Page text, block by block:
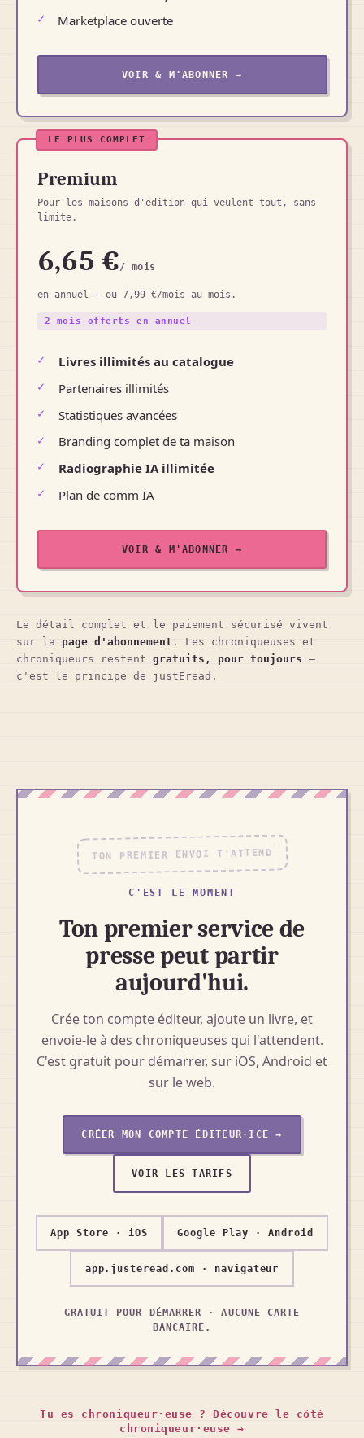
Marketplace ouverte
VOIR & M'ABONNER →
LE PLUS COMPLET
Premium
Pour les maisons d'édition qui veulent tout, sans
limite.
6,65 €/ mois
en annuel — ou 7,99 €/mois au mois.
2 mois offerts en annuel
Livres illimités au catalogue
Partenaires illimités
Statistiques avancées
Branding complet de ta maison
Radiographie IA illimitée
Plan de comm IA
VOIR & M'ABONNER →
Le détail complet et le paiement sécurisé vivent
sur la page d'abonnement . Les chroniqueuses et
chroniqueurs restent gratuits, pour toujours —
c'est le principe de justEread.
TON PREMIER ENVOI T'ATTEND
C'EST LE MOMENT
Ton premier service de
presse peut partir
aujourd'hui.
Crée ton compte éditeur, ajoute un livre, et
envoie-le à des chroniqueuses qui l'attendent.
C'est gratuit pour démarrer, sur iOS, Android et
sur le web.
CRÉER MON COMPTE ÉDITEUR·ICE →
VOIR LES TARIFS
App Store · iOS Google Play · Android
app.justeread.com · navigateur
GRATUIT POUR DÉMARRER · AUCUNE CARTE
BANCAIRE.
Tu es chroniqueur·euse ? Découvre le côté
chroniqueur·euse →